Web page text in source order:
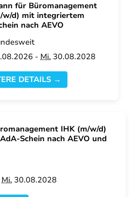
für Büromanagement
w/d) mit integriertem
nach AEVO
-Mi. 30.08.2028
DETAILS →
IHK (m/w/d)
Schein nach AEVO und
Mi. 30.08.2028